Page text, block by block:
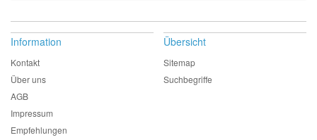
Information
Kontakt
Über uns
AGB
Impressum
Empfehlungen
Übersicht
Sitemap
Suchbegriffe